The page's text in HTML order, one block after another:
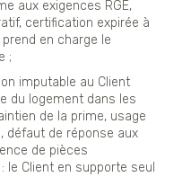
aux exigences RGE,
certification expirée à
en charge le
;
imputable au Client
du logement dans les
de la prime, usage
défaut de réponse aux
de pièces
Client en supporte seul